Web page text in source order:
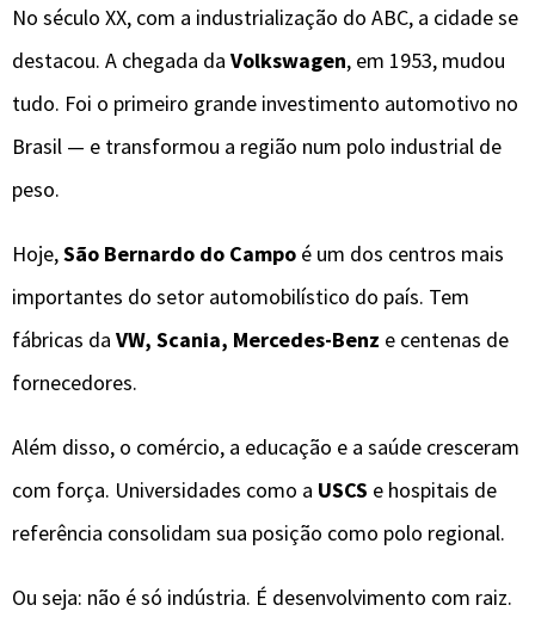
No século XX, com a industrialização do ABC, a cidade se
destacou. A chegada da Volkswagen, em 1953, mudou
tudo. Foi o primeiro grande investimento automotivo no
Brasil — e transformou a região num polo industrial de
peso.
Hoje,São Bernardo do Campo é um dos centros mais
importantes do setor automobilístico do país. Tem
fábricas da VW, Scania, Mercedes-Benz e centenas de
fornecedores.
Além disso, o comércio, a educação e a saúde cresceram
com força. Universidades como a USCS e hospitais de
referência consolidam sua posição como polo regional.
Ou seja: não é só indústria. É desenvolvimento com raiz.